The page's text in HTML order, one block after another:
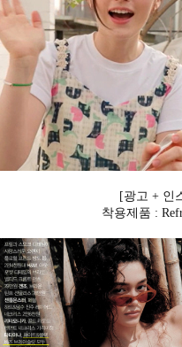
[광고 + 인
착용제품 :